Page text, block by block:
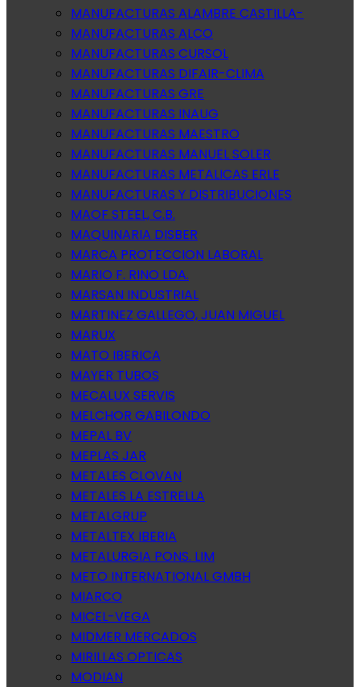
MANUFACTURAS ALAMBRE CASTILLA-
MANUFACTURAS ALCO
MANUFACTURAS CURSOL
MANUFACTURAS DIFAIR-CLIMA
MANUFACTURAS GRE
MANUFACTURAS INAUG
MANUFACTURAS MAESTRO
MANUFACTURAS MANUEL SOLER
MANUFACTURAS METALICAS ERLE
MANUFACTURAS Y DISTRIBUCIONES
MAOF STEEL, C.B.
MAQUINARIA DISBER
MARCA PROTECCION LABORAL
MARIO F. RINO LDA.
MARSAN INDUSTRIAL
MARTINEZ GALLEGO, JUAN MIGUEL
MARUX
MATO IBERICA
MAYER TUBOS
MECALUX SERVIS
MELCHOR GABILONDO
MEPAL BV
MEPLAS JAR
METALES CLOVAN
METALES LA ESTRELLA
METALGRUP
METALTEX IBERIA
METALURGIA PONS. LIM
METO INTERNATIONAL GMBH
MIARCO
MICEL-VEGA
MIDMER MERCADOS
MIRILLAS OPTICAS
MODIAN